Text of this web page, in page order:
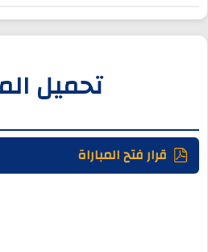
تحميل
قرار فتح المباراة